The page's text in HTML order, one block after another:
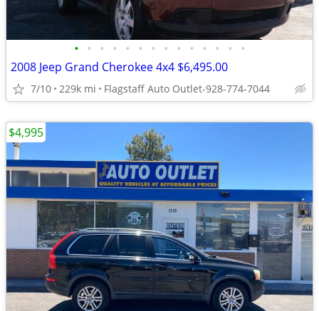
• • • • • • • • • • • • • •
2008 Jeep Grand Cherokee 4x4 $6,495.00
7/10 229k mi Flagstaff Auto Outlet-928-774-7044
$4,995